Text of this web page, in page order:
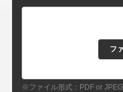
フ
※ファイル形式：PDF or